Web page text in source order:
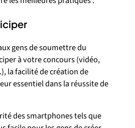
gens de soumettre du
à votre concours (vidéo,
la facilité de création de
essentiel dans la réussite de
des smartphones tels que